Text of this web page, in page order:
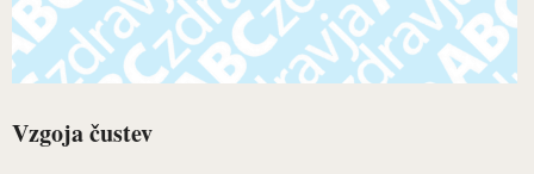
Vzgoja čustev